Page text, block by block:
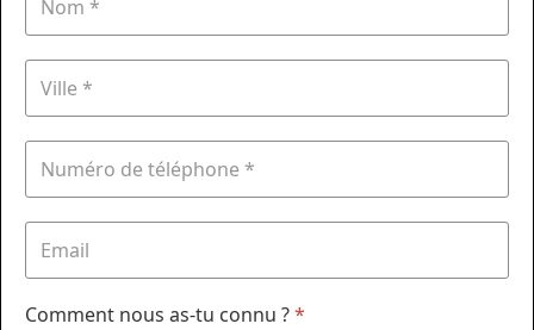
Comment nous as-tu connu ?*